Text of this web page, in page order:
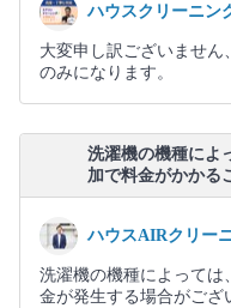
ハウスクリーニン
大変申し訳ございませ
のみになります。
洗濯機の機種によ
加で料金がかかる
ハウスAIRクリー
洗濯機の機種によっては
金が発生する場合がござ